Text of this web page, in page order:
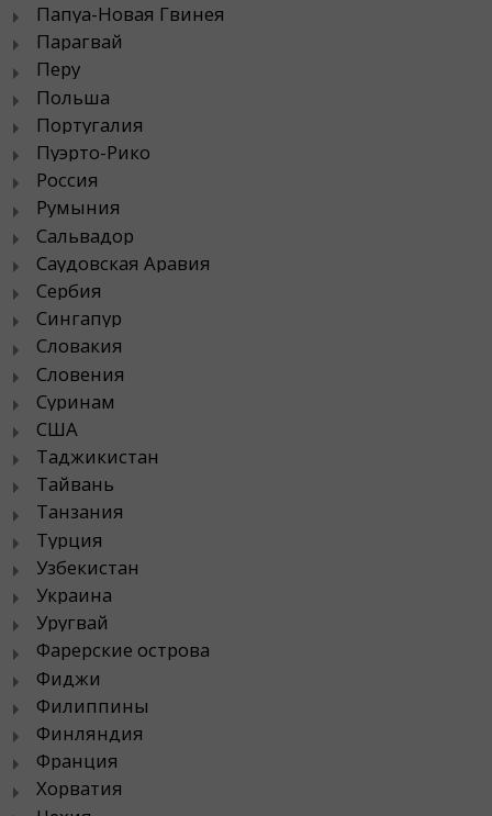
Папуа-Новая Гвинея
Парагвай
Перу
Польша
Португалия
Пуэрто-Рико
Россия
Румыния
Сальвадор
Саудовская Аравия
Сербия
Сингапур
Словакия
Словения
Суринам
США
Таджикистан
Тайвань
Танзания
Турция
Узбекистан
Украина
Уругвай
Фарерские острова
Фиджи
Филиппины
Финляндия
Франция
Хорватия